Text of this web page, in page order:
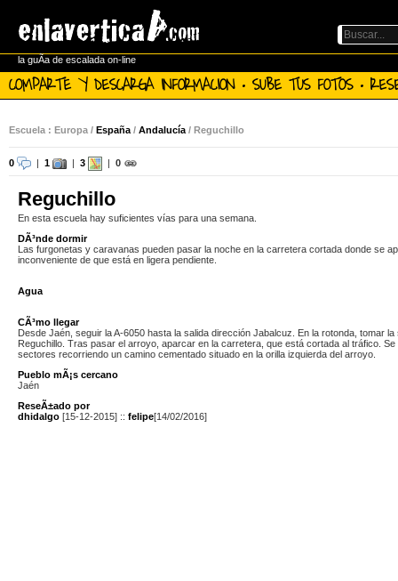
la guÃ­a de escalada on-line
COMPARTE Y DESCARGA INFORMACION · SUBE TUS FOTOS ·
Escuela : Europa / España / Andalucía / Reguchillo
0 1 3 0
Reguchillo
En esta escuela hay suficientes vías para una semana.
DÃ³nde dormir
Las furgonetas y caravanas pueden pasar la noche en la carretera cortada donde se
inconveniente de que está en ligera pendiente.
Agua
CÃ³mo llegar
Desde Jaén, seguir la A-6050 hasta la salida dirección Jabalcuz. En la rotonda, tomar la
Reguchillo. Tras pasar el arroyo, aparcar en la carretera, que está cortada al tráfico. Se
sectores recorriendo un camino cementado situado en la orilla izquierda del arroyo.
Pueblo mÃ¡s cercano
Jaén
ReseÃ±ado por
dhidalgo [15-12-2015] :: felipe[14/02/2016]